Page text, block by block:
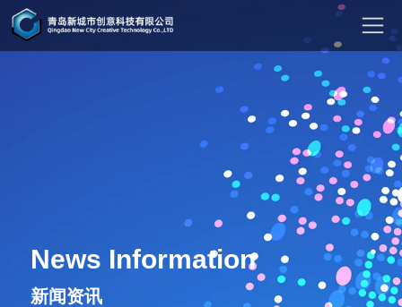
News Information
新闻资讯